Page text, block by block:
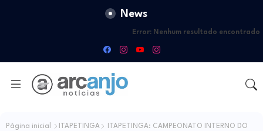
News
Error: Nenhum resultado encontrado
Página inicial ITAPETINGA
ITAPETINGA: CAMPEONATO INTERNO DO